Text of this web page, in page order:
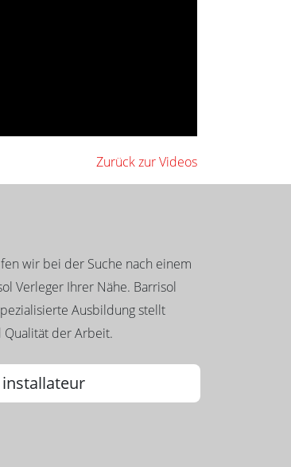
Zurück zur Videos
wir bei der Suche nach einem
Verleger Ihrer Nähe. Barrisol
Ausbildung stellt
Qualität der Arbeit.